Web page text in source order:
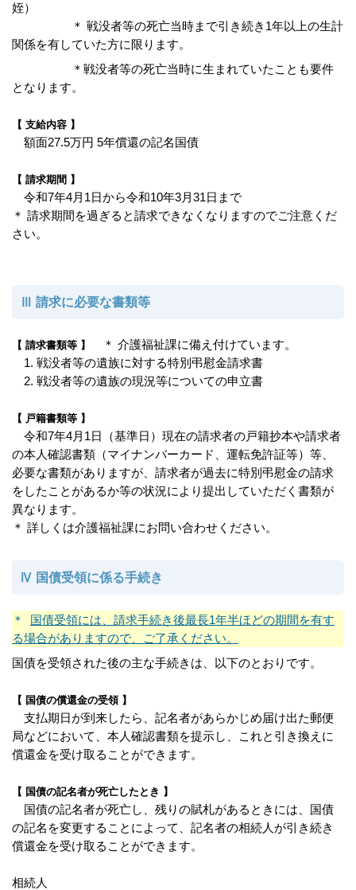
姪）
＊ 戦没者等の死亡当時まで引き続き1年以上の生計
関係を有していた方に限ります。
＊戦没者等の死亡当時に生まれていたことも要件
となります。
【 支給内容 】
額面27.5万円 5年償還の記名国債
【 請求期間 】
令和7年4月1日から令和10年3月31日まで
＊ 請求期間を過ぎると請求できなくなりますのでご注意くだ
さい。
Ⅲ 請求に必要な書類等
【 請求書類等 】
＊ 介護福祉課に備え付けています。
1. 戦没者等の遺族に対する特別弔慰金請求書
2. 戦没者等の遺族の現況等についての申立書
【 戸籍書類等 】
令和7年4月1日（基準日）現在の請求者の戸籍抄本や請求者
の本人確認書類（マイナンバーカード、運転免許証等）等、
必要な書類がありますが、請求者が過去に特別弔慰金の請求
をしたことがあるか等の状況により提出していただく書類が
異なります。
＊ 詳しくは介護福祉課にお問い合わせください。
Ⅳ 国債受領に係る手続き
＊ 国債受領には、請求手続き後最長1年半ほどの期間を有す
る場合がありますので、ご了承ください。
国債を受領された後の主な手続きは、以下のとおりです。
【 国債の償還金の受領 】
支払期日が到来したら、記名者があらかじめ届け出た郵便
局などにおいて、本人確認書類を提示し、これと引き換えに
償還金を受け取ることができます。
【 国債の記名者が死亡したとき 】
国債の記名者が死亡し、残りの賦札があるときには、国債
の記名を変更することによって、記名者の相続人が引き続き
償還金を受け取ることができます。
相続人